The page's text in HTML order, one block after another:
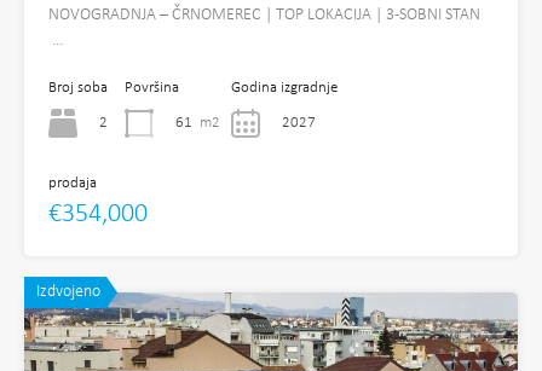
NOVOGRADNJA – ČRNOMEREC | TOP LOKACIJA | 3-SOBNI STAN
…
Broj soba
2
Površina
61 m2
Godina izgradnje
2027
prodaja
€354,000
Izdvojeno